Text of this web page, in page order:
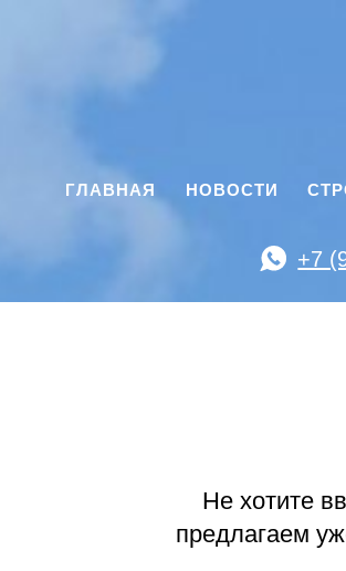
ГЛАВНАЯ НОВОСТИ
+7
Не хотите
предлагаем